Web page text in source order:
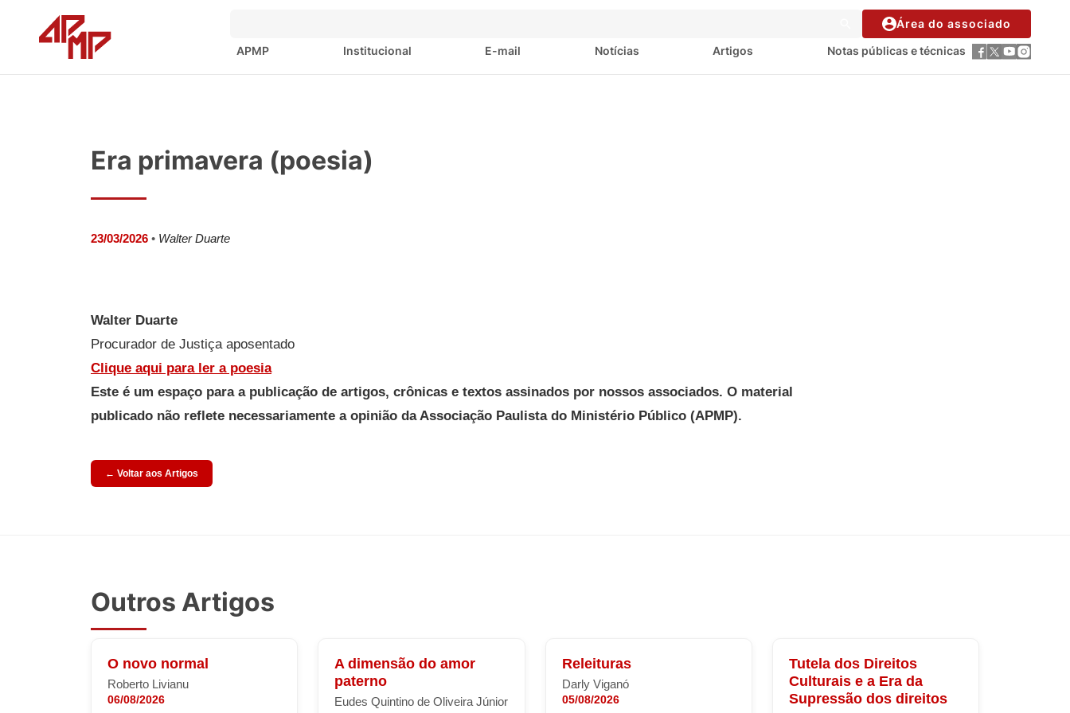
Área do associado
APMP
Institucional E-mail Notícias Artigos Notas públicas e técnicas
Era primavera (poesia)
23/03/2026 • Walter Duarte
Walter Duarte
Procurador de Justiça aposentado
Clique aqui para ler a poesia
Este é um espaço para a publicação de artigos, crônicas e textos assinados por nossos associados. O material
publicado não reflete necessariamente a opinião da Associação Paulista do Ministério Público (APMP).
← Voltar aos Artigos
Outros Artigos
O novo normal
Roberto Livianu
06/08/2026
A dimensão do amor
paterno
Eudes Quintino de Oliveira Júnior
Releituras
Darly Viganó
05/08/2026
Tutela dos Direitos
Culturais e a Era da
Supressão dos direitos